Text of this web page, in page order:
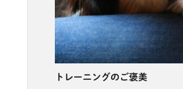
トレーニングのご褒美